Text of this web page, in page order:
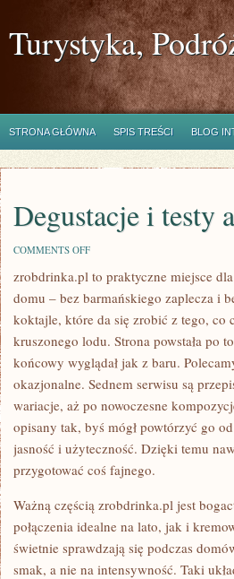
Turystyka,
STRONA GŁÓWNA SPIS TREŚCI BLOG
Degustacje i testy
COMMENTS OFFON
I
ALKOHOLI
zrobdrinka.pl to praktyczne miejsce
domu – bez barmańskiego zaplecza i
koktajle, które da się zrobić z tego, co
kruszonego lodu. Strona powstała po
końcowy wyglądał jak z baru.
okazjonalne. Sednem serwisu są
wariacje, aż po nowoczesne
opisany tak, byś mógł powtórzyć go
jasność i użyteczność. Dzięki temu
przygotować coś fajnego.
Ważną częścią zrobdrinka.pl jest
połączenia idealne na lato, jak i
świetnie sprawdzają się podczas
smak, a nie na intensywność. Taki